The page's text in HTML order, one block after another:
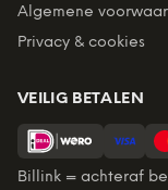
Algemene
Privacy & cookies
VEILIG BETALEN
Billink = achteraf